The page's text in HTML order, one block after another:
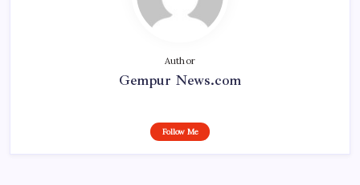
Author
Gempur News.com
Follow Me